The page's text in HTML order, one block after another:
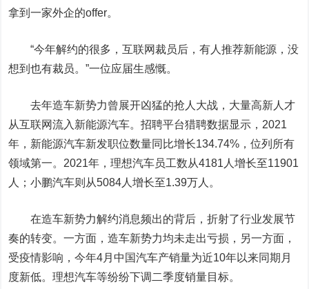
拿到一家外企的offer。
“今年解约的很多，互联网裁员后，有人推荐新能源，没
想到也有裁员。”一位应届生感慨。
去年造车新势力曾展开凶猛的抢人大战，大量高新人才
从互联网流入新能源汽车。招聘平台猎聘数据显示，2021
年，新能源汽车新发职位数量同比增长134.74%，位列所有
领域第一。2021年，理想汽车员工数从4181人增长至11901
人；小鹏汽车则从5084人增长至1.39万人。
在造车新势力解约消息频出的背后，折射了行业发展节
奏的转变。一方面，造车新势力均未走出亏损，另一方面，
受疫情影响，今年4月中国汽车产销量为近10年以来同期月
度新低。理想汽车等纷纷下调二季度销量目标。